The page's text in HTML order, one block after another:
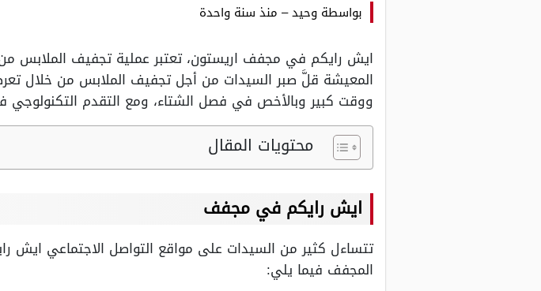
بواسطة وحيد– منذ سنة واحدة
ايش رايكم في مجفف اريستون، تعتبر عملية تجفيف الملابس
المعيشة قلَّ صبر السيدات من أجل تجفيف الملابس من خلال
ووقت كبير وبالأخص في فصل الشتاء، ومع التقدم
محتويات المقال
ايش رايكم في مجفف
تتساءل كثير من السيدات على مواقع التواصل الاجتماعي
المجفف فيما يلي: